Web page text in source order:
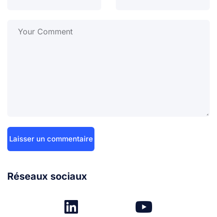
Réseaux sociaux